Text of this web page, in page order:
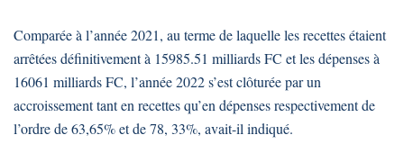
Comparée à l’année 2021, au terme de laquelle les recettes étaient
arrêtées définitivement à 15985.51 milliards FC et les dépenses à
16061 milliards FC, l’année 2022 s’est clôturée par un
accroissement tant en recettes qu’en dépenses respectivement de
l’ordre de 63,65% et de 78, 33%, avait-il indiqué.